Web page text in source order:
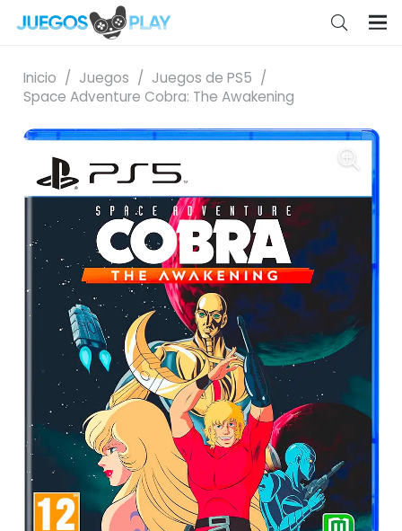
Inicio / Juegos / Juegos de PS5 /
Space Adventure Cobra: The Awakening